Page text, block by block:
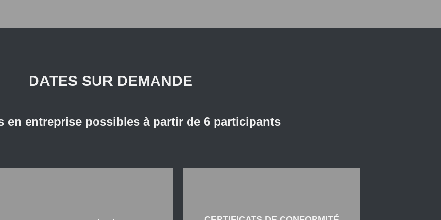
DATES SUR DEMANDE
en entreprise possibles à partir de 6 participants